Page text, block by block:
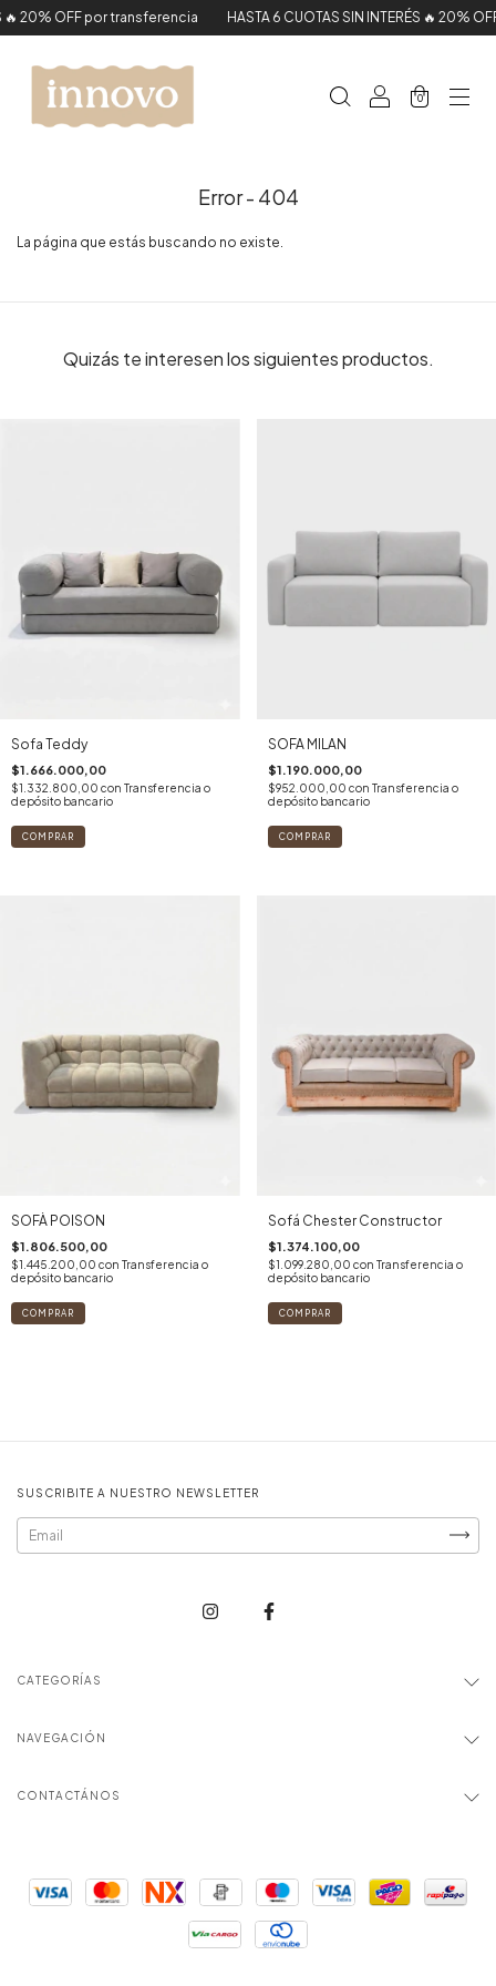
20% OFF por transferencia HASTA 6 CUOTAS SIN INTERÉS 🔥 20%
0
Error - 404
La página que estás buscando no existe.
Quizás te interesen los siguientes productos.
Sofa Teddy
$1.666.000,00
$1.332.800,00 con Transferencia o
depósito bancario
SOFA MILAN
$1.190.000,00
$952.000,00 con Transferencia o
depósito bancario
COMPRAR
SOFÀ POISON
$1.806.500,00
$1.445.200,00 con Transferencia o
depósito bancario
COMPRAR
Sofá Chester Constructor
$1.374.100,00
$1.099.280,00 con Transferencia o
depósito bancario
COMPRAR
SUSCRIBITE A NUESTRO NEWSLETTER
CATEGORÍAS
NAVEGACIÓN
CONTACTÁNOS